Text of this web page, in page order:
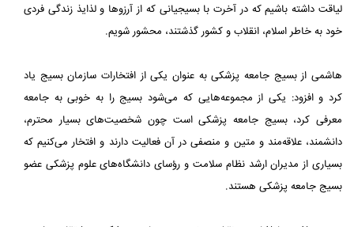
لیاقت داشته باشیم که در آخرت با بسیجیانی که از آرزوها و لذایذ زندگی فردی
خود به خاطر اسلام، انقلاب و کشور گذشتند، محشور شویم.
هاشمی از بسیج جامعه پزشکی به عنوان یکی از افتخارات سازمان بسیج یاد
کرد و افزود: یکی از مجموعه‌هایی که می‌شود بسیج را به خوبی به جامعه
معرفی کرد، بسیج جامعه پزشکی است چون شخصیت‌های بسیار محترم،
دانشمند، علاقه‌مند و متین و منصفی در آن فعالیت دارند و افتخار می‌کنیم که
بسیاری از مدیران ارشد نظام سلامت و رؤسای دانشگاه‌های علوم پزشکی عضو
بسیج جامعه پزشکی هستند.